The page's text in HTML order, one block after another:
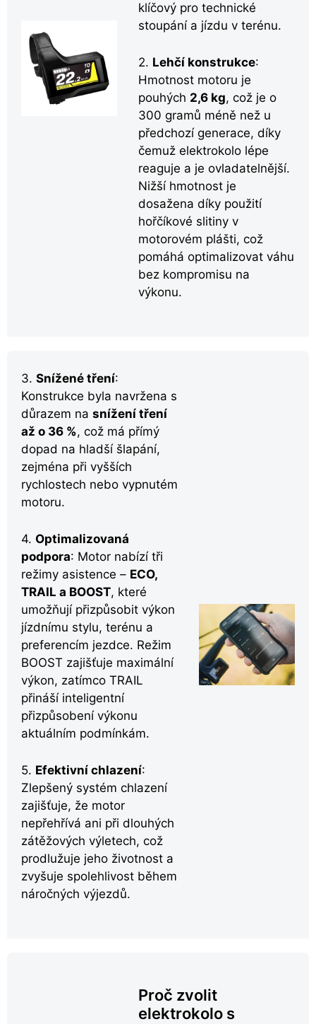
klíčový pro technické
stoupání a jízdu v terénu.
2. Lehčí konstrukce:
Hmotnost motoru je
pouhých 2,6 kg, což je o
300 gramů méně než u
předchozí generace, díky
čemuž elektrokolo lépe
reaguje a je ovladatelnější.
Nižší hmotnost je
dosažena díky použití
hořčíkové slitiny v
motorovém plášti, což
pomáhá optimalizovat váhu
bez kompromisu na
výkonu.
3. Snížené tření:
Konstrukce byla navržena s
důrazem na snížení tření
až o 36 %, což má přímý
dopad na hladší šlapání,
zejména při vyšších
rychlostech nebo vypnutém
motoru.
4. Optimalizovaná
podpora: Motor nabízí tři
režimy asistence – ECO,
TRAIL a BOOST, které
umožňují přizpůsobit výkon
jízdnímu stylu, terénu a
preferencím jezdce. Režim
BOOST zajišťuje maximální
výkon, zatímco TRAIL
přináší inteligentní
přizpůsobení výkonu
aktuálním podmínkám.
5. Efektivní chlazení:
Zlepšený systém chlazení
zajišťuje, že motor
nepřehřívá ani při dlouhých
zátěžových výletech, což
prodlužuje jeho životnost a
zvyšuje spolehlivost během
náročných výjezdů.
Proč zvolit
elektrokolo s